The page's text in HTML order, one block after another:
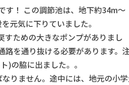
す！ この調節池は、地下約34m～
元気に下りていました。
ための大きなポンプがありまし
を通り抜ける必要があります。
)の脇に出ました。。
りません。途中には、地元の小